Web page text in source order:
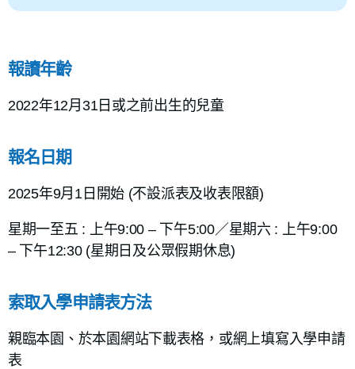
報讀年齡
2022年12月31日或之前出生的兒童
報名日期
2025年9月1日開始 (不設派表及收表限額)
星期一至五 : 上午9:00 – 下午5:00／星期六 : 上午9:00
– 下午12:30 (星期日及公眾假期休息)
索取入學申請表方法
親臨本園、於本園網站下載表格，或網上填寫入學申請
表